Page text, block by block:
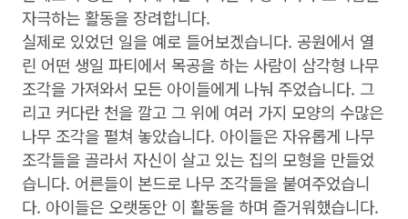
자극하는 활동을 장려합니다.
실제로 있었던 일을 예로 들어보겠습니다. 공원에서 열
린 어떤 생일 파티에서 목공을 하는 사람이 삼각형 나무
조각을 가져와서 모든 아이들에게 나눠 주었습니다. 그
리고 커다란 천을 깔고 그 위에 여러 가지 모양의 수많은
나무 조각을 펼쳐 놓았습니다. 아이들은 자유롭게 나무
조각들을 골라서 자신이 살고 있는 집의 모형을 만들었
습니다. 어른들이 본드로 나무 조각들을 붙여주었습니
다. 아이들은 오랫동안 이 활동을 하며 즐거워했습니다.